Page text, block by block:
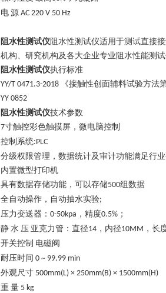
电 源 AC 220 V 50 Hz
阻水性测试仪阻水性测试仪适用于测试直接
机构、研究机构及各大企业专业阻水性能测试
阻水性测试仪执行标准
YY/T 0471.3-2018
《接触性创面辅料试验方法
YY 0852
阻水性测试仪技术参数
7寸触控彩色触摸屏，微电脑控制
控制系统:PLC
分级权限管理，数据统计及审计功能满足行
内置微型打印机
具有数据存储功能，可以存储500组数据
全自动操作，自动抽水实验;
压力变送器 ： 0-50kpa ，精度0.5% ；
静 水 压 亚克力管：直径14 ，内径10MM ，长
开关控制 电磁阀
耐压时间 0 ~ 99.99 min
外观尺寸 500mm(L) × 250mm(B) × 1500mm(H)
重 量 5 kg